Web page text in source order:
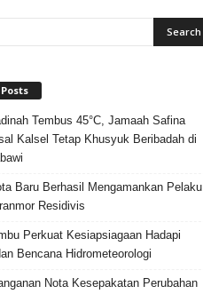
Tembus 45°C, Jamaah Safina
Kalsel Tetap Khusyuk Beribadah di
Baru Berhasil Mengamankan Pelaku
Residivis
Perkuat Kesiapsiagaan Hadapi
Bencana Hidrometeorologi
Nota Kesepakatan Perubahan